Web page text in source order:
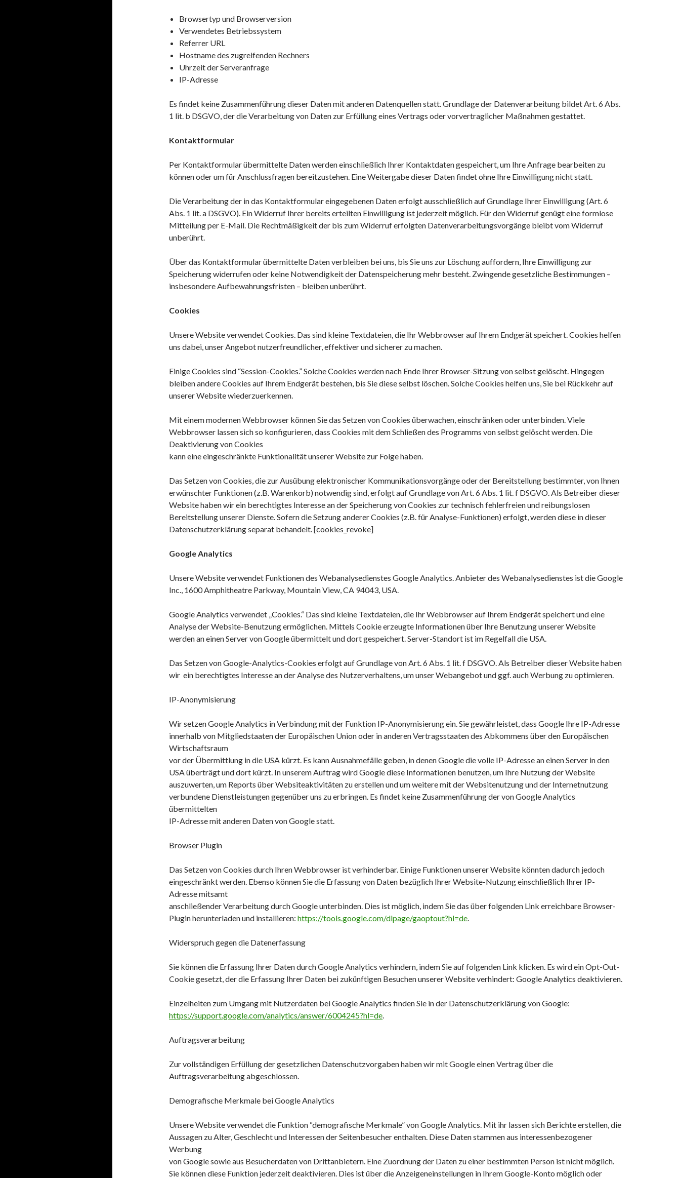
Browsertyp und Browserversion
Verwendetes Betriebssystem
Referrer URL
Hostname des zugreifenden Rechners
Uhrzeit der Serveranfrage
IP-Adresse
Es findet keine Zusammenführung dieser Daten mit anderen Datenquellen statt. Grundlage der Datenverarbeitung bildet Art. 6 Abs.
1 lit. b DSGVO, der die Verarbeitung von Daten zur Erfüllung eines Vertrags oder vorvertraglicher Maßnahmen gestattet.
Kontaktformular
Per Kontaktformular übermittelte Daten werden einschließlich Ihrer Kontaktdaten gespeichert, um Ihre Anfrage bearbeiten zu
können oder um für Anschlussfragen bereitzustehen. Eine Weitergabe dieser Daten findet ohne Ihre Einwilligung nicht statt.
Die Verarbeitung der in das Kontaktformular eingegebenen Daten erfolgt ausschließlich auf Grundlage Ihrer Einwilligung (Art. 6
Abs. 1 lit. a DSGVO). Ein Widerruf Ihrer bereits erteilten Einwilligung ist jederzeit möglich. Für den Widerruf genügt eine formlose
Mitteilung per E-Mail. Die Rechtmäßigkeit der bis zum Widerruf erfolgten Datenverarbeitungsvorgänge bleibt vom Widerruf
unberührt.
Über das Kontaktformular übermittelte Daten verbleiben bei uns, bis Sie uns zur Löschung auffordern, Ihre Einwilligung zur
Speicherung widerrufen oder keine Notwendigkeit der Datenspeicherung mehr besteht. Zwingende gesetzliche Bestimmungen –
insbesondere Aufbewahrungsfristen – bleiben unberührt.
Cookies
Unsere Website verwendet Cookies. Das sind kleine Textdateien, die Ihr Webbrowser auf Ihrem Endgerät speichert. Cookies helfen
uns dabei, unser Angebot nutzerfreundlicher, effektiver und sicherer zu machen.
Einige Cookies sind “Session-Cookies.” Solche Cookies werden nach Ende Ihrer Browser-Sitzung von selbst gelöscht. Hingegen
bleiben andere Cookies auf Ihrem Endgerät bestehen, bis Sie diese selbst löschen. Solche Cookies helfen uns, Sie bei Rückkehr auf
unserer Website wiederzuerkennen.
Mit einem modernen Webbrowser können Sie das Setzen von Cookies überwachen, einschränken oder unterbinden. Viele
Webbrowser lassen sich so konfigurieren, dass Cookies mit dem Schließen des Programms von selbst gelöscht werden. Die
Deaktivierung von Cookies
kann eine eingeschränkte Funktionalität unserer Website zur Folge haben.
Das Setzen von Cookies, die zur Ausübung elektronischer Kommunikationsvorgänge oder der Bereitstellung bestimmter, von Ihnen
erwünschter Funktionen (z.B. Warenkorb) notwendig sind, erfolgt auf Grundlage von Art. 6 Abs. 1 lit. f DSGVO. Als Betreiber dieser
Website haben wir ein berechtigtes Interesse an der Speicherung von Cookies zur technisch fehlerfreien und reibungslosen
Bereitstellung unserer Dienste. Sofern die Setzung anderer Cookies (z.B. für Analyse-Funktionen) erfolgt, werden diese in dieser
Datenschutzerklärung separat behandelt. [cookies_revoke]
Google Analytics
Unsere Website verwendet Funktionen des Webanalysedienstes Google Analytics. Anbieter des Webanalysedienstes ist die Google
Inc., 1600 Amphitheatre Parkway, Mountain View, CA 94043, USA.
Google Analytics verwendet „Cookies.“ Das sind kleine Textdateien, die Ihr Webbrowser auf Ihrem Endgerät speichert und eine
Analyse der Website-Benutzung ermöglichen. Mittels Cookie erzeugte Informationen über Ihre Benutzung unserer Website
werden an einen Server von Google übermittelt und dort gespeichert. Server-Standort ist im Regelfall die USA.
Das Setzen von Google-Analytics-Cookies erfolgt auf Grundlage von Art. 6 Abs. 1 lit. f DSGVO. Als Betreiber dieser Website haben
wir ein berechtigtes Interesse an der Analyse des Nutzerverhaltens, um unser Webangebot und ggf. auch Werbung zu optimieren.
IP-Anonymisierung
Wir setzen Google Analytics in Verbindung mit der Funktion IP-Anonymisierung ein. Sie gewährleistet, dass Google Ihre IP-Adresse
innerhalb von Mitgliedstaaten der Europäischen Union oder in anderen Vertragsstaaten des Abkommens über den Europäischen
Wirtschaftsraum
vor der Übermittlung in die USA kürzt. Es kann Ausnahmefälle geben, in denen Google die volle IP-Adresse an einen Server in den
USA überträgt und dort kürzt. In unserem Auftrag wird Google diese Informationen benutzen, um Ihre Nutzung der Website
auszuwerten, um Reports über Websiteaktivitäten zu erstellen und um weitere mit der Websitenutzung und der Internetnutzung
verbundene Dienstleistungen gegenüber uns zu erbringen. Es findet keine Zusammenführung der von Google Analytics
übermittelten
IP-Adresse mit anderen Daten von Google statt.
Browser Plugin
Das Setzen von Cookies durch Ihren Webbrowser ist verhinderbar. Einige Funktionen unserer Website könnten dadurch jedoch
eingeschränkt werden. Ebenso können Sie die Erfassung von Daten bezüglich Ihrer Website-Nutzung einschließlich Ihrer IP-
Adresse mitsamt
anschließender Verarbeitung durch Google unterbinden. Dies ist möglich, indem Sie das über folgenden Link erreichbare Browser-
Plugin herunterladen und installieren:https://tools.google.com/dlpage/gaoptout?hl=de.
Widerspruch gegen die Datenerfassung
Sie können die Erfassung Ihrer Daten durch Google Analytics verhindern, indem Sie auf folgenden Link klicken. Es wird ein Opt-Out-
Cookie gesetzt, der die Erfassung Ihrer Daten bei zukünftigen Besuchen unserer Website verhindert: Google Analytics deaktivieren.
Einzelheiten zum Umgang mit Nutzerdaten bei Google Analytics finden Sie in der Datenschutzerklärung von Google:
https://support.google.com/analytics/answer/6004245?hl=de.
Auftragsverarbeitung
Zur vollständigen Erfüllung der gesetzlichen Datenschutzvorgaben haben wir mit Google einen Vertrag über die
Auftragsverarbeitung abgeschlossen.
Demografische Merkmale bei Google Analytics
Unsere Website verwendet die Funktion “demografische Merkmale” von Google Analytics. Mit ihr lassen sich Berichte erstellen, die
Aussagen zu Alter, Geschlecht und Interessen der Seitenbesucher enthalten. Diese Daten stammen aus interessenbezogener
Werbung
von Google sowie aus Besucherdaten von Drittanbietern. Eine Zuordnung der Daten zu einer bestimmten Person ist nicht möglich.
Sie können diese Funktion jederzeit deaktivieren. Dies ist über die Anzeigeneinstellungen in Ihrem Google-Konto möglich oder